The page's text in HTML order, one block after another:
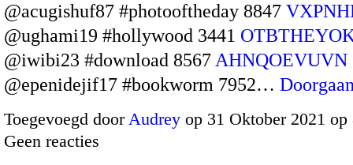
@acugishuf87 #photooftheday 8847
@ughami19 #hollywood 3441
@iwibi23 #download 8567AHNQOEVUVN
@epenidejif17 #bookworm 7952…
Toegevoegd door Audrey op 31 Oktober 2021
Geen reacties